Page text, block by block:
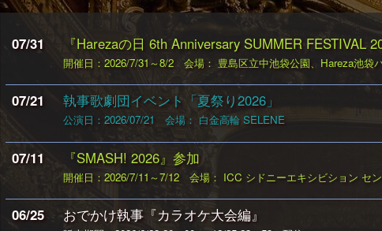
07/31 『Harezaの日 6th Anniversary SUMMER FESTIVAL
開催日：2026/7/31～8/2 会場： 豊島区立中池袋公園、Hareza池袋
07/21 執事歌劇団イベント「夏祭り2026」
公演日：2026/07/21 会場： 白金高輪 SELENE
07/11 『SMASH! 2026』参加
開催日：2026/7/11～7/12 会場： ICC シドニーエキシビション セ
06/25 おでかけ執事『カラオケ大会編』